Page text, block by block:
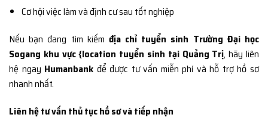
Cơ hội việc làm và định cư sau tốt nghiệp
Nếu bạn đang tìm kiếm địa chỉ tuyển sinh Trường Đại học
Sogang khu vực {location tuyển sinh tại Quảng Trị, hãy liên
hệ ngay Humanbank để được tư vấn miễn phí và hỗ trợ hồ sơ
nhanh nhất.
Liên hệ tư vấn thủ tục hồ sơ và tiếp nhận